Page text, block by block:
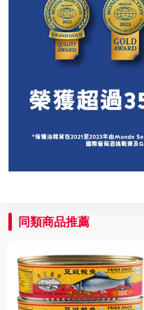
同類商品推薦